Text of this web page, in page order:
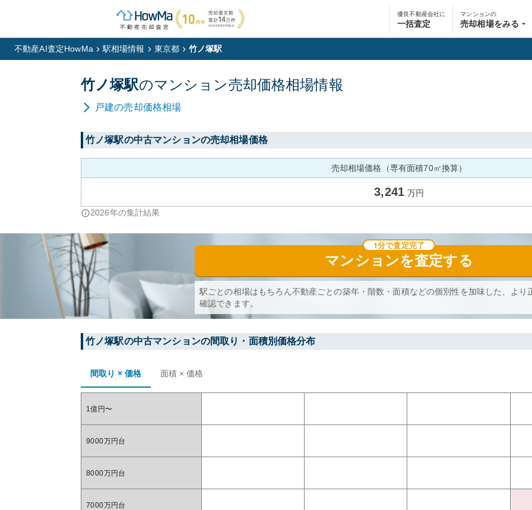
優良不動産会社に
一括査定
マンションの
売却相場をみる
不動産AI査定HowMa 駅相場情報 東京都 竹ノ塚駅
竹ノ塚駅のマンション売却価格相場情報
戸建の売却価格相場
竹ノ塚駅の中古マンションの売却相場価格
売却相場価格（専有面積70㎡換算）
3,241 万円
2026年の集計結果
マンションを査定する
1分で査定完了
駅ごとの相場はもちろん不動産ごとの築年・階数・面積などの個別性を加味した、より
確認できます。
竹ノ塚駅の中古マンションの間取り・面積別価格分布
間取り × 価格 面積 × 価格
1億円〜
9000万円台
8000万円台
7000万円台